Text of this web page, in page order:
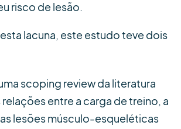
risco de lesão.
lacuna, este estudo teve dois
scoping review da literatura
relações entre a carga de treino, a
lesões músculo-esqueléticas